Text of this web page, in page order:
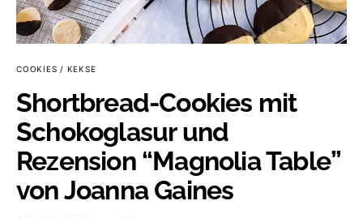
COOKIES / KEKSE
Shortbread-Cookies mit
Schokoglasur und
Rezension “Magnolia Table”
von Joanna Gaines